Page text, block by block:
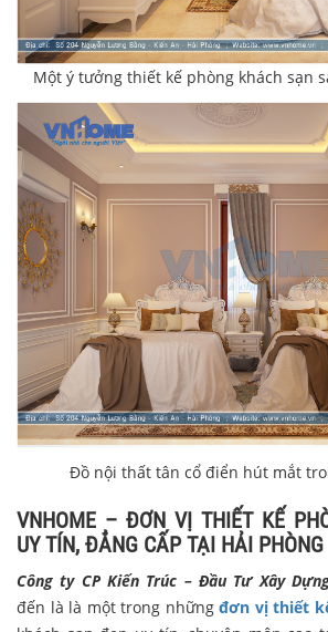
Một ý tưởng thiết kế phòng khách sạn
Đồ nội thất tân cổ điển hút mắt
VNHOME – ĐƠN VỊ THIẾT KẾ
UY TÍN, ĐẲNG CẤP TẠI HẢI PHÒNG
Công ty CP Kiến Trúc – Đầu Tư Xây
đến là là một trong nhữngđơn vị thiết